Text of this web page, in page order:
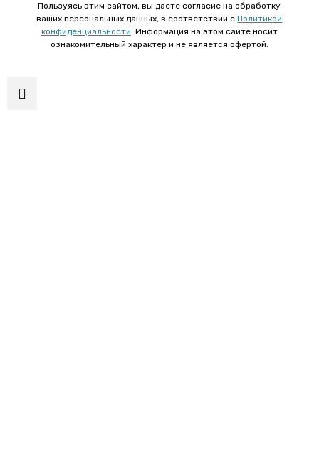
Пользуясь этим сайтом, вы даете согласие на обработку
ваших персональных данных, в соответствии сПолитикой
конфиденциальности. Информация на этом сайте носит
ознакомительный характер и не является офертой.